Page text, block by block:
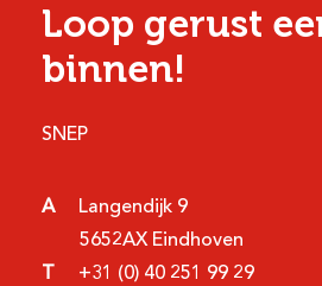
Loop gerust
binnen!
SNEP
A
Langendijk 9
5652AX Eindhoven
+31 (0) 40 251 99 29